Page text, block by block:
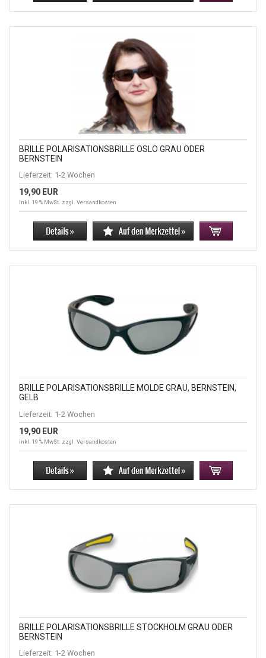
BRILLE POLARISATIONSBRILLE OSLO GRAU ODER
BERNSTEIN
Lieferzeit: 1-2 Wochen
19,90 EUR
inkl. 19 % MwSt. zzgl. Versandkosten
BRILLE POLARISATIONSBRILLE MOLDE GRAU, BERNSTEIN,
GELB
Lieferzeit: 1-2 Wochen
19,90 EUR
inkl. 19 % MwSt. zzgl. Versandkosten
BRILLE POLARISATIONSBRILLE STOCKHOLM GRAU ODER
BERNSTEIN
Lieferzeit: 1-2 Wochen